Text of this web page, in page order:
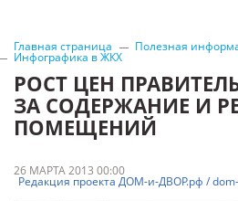
Главная страница Полезная
Инфографика в ЖКХ
РОСТ ЦЕН
ЗА СОДЕРЖАНИЕ И
ПОМЕЩЕНИЙ
26 МАРТА 2013 00:00
Редакция проекта ДОМ-и-ДВОР.рф /